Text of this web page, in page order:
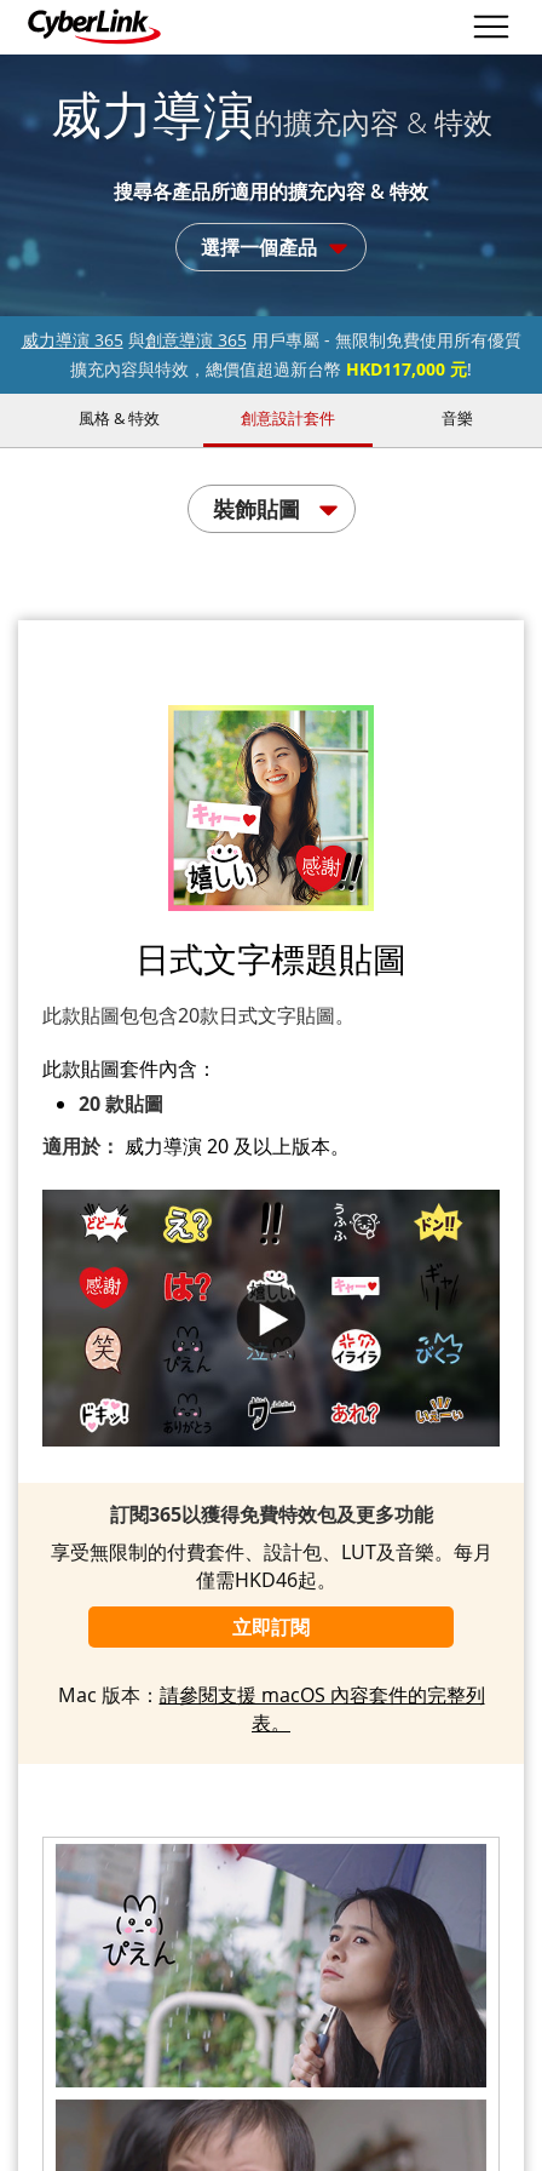
威力導演的擴充內容 & 特效
搜尋各產品所適用的擴充內容 & 特效
選擇一個產品
威力導演 365與創意導演 365用戶專屬 - 無限制免費使用所有優質
擴充內容與特效，總價值超過新台幣 HKD117,000 元!
風格 & 特效 創意設計套件 音樂
裝飾貼圖
日式文字標題貼圖
此款貼圖包包含20款日式文字貼圖。
此款貼圖套件內含：
20 款貼圖
適用於： 威力導演 20 及以上版本。
訂閱365以獲得免費特效包及更多功能
享受無限制的付費套件、設計包、LUT及音樂。每月
僅需HKD46起。
立即訂閱
Mac 版本： 請參閱支援 macOS 內容套件的完整列
表。